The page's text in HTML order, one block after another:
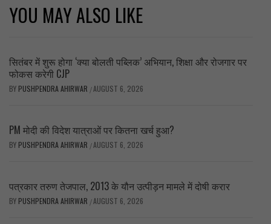
YOU MAY ALSO LIKE
सितंबर में शुरू होगा ‘क्या बोलती पब्लिक’ अभियान, शिक्षा और रोजगार पर
फोकस करेगी CJP
BY PUSHPENDRA AHIRWAR /AUGUST 6, 2026
PM मोदी की विदेश यात्राओं पर कितना खर्च हुआ?
BY PUSHPENDRA AHIRWAR /AUGUST 6, 2026
पत्रकार तरुण तेजपाल, 2013 के यौन उत्पीड़न मामले में दोषी करार
BY PUSHPENDRA AHIRWAR /AUGUST 6, 2026